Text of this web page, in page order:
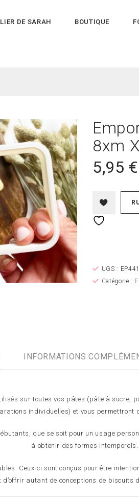
DE SARAH BOUTIQUE
8xm
5,95 €
UGS :
Catégorie :
INFORMATIONS
sur toutes vos pâtes (pâte à sucre,
individuelles) et vous permettront
que se soit pour un usage
à obtenir des formes intemporels.
Ceux-ci sont conçus pour être
autant de conceptions de biscuits